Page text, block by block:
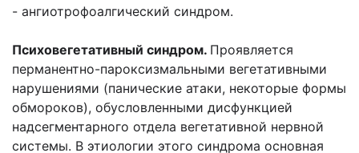
- ангиотрофоалгический синдром.
Психовегетативный синдром. Проявляется
перманентно-пароксизмальными вегетативными
нарушениями (панические атаки, некоторые формы
обмороков), обусловленными дисфункцией
надсегментарного отдела вегетативной нервной
системы. В этиологии этого синдрома основная